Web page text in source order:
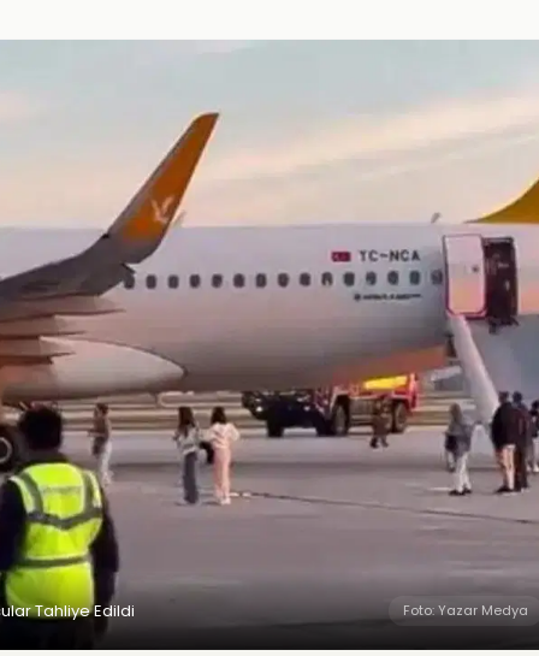
Tahliye Edildi Foto: Yazar Medya